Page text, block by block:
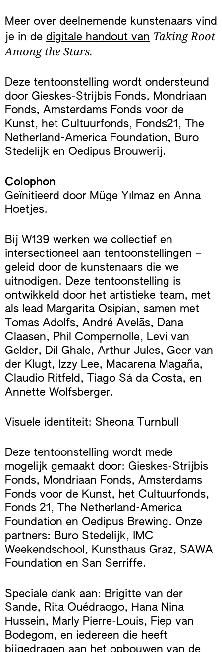
Meer over deelnemende kunstenaars vind
je in de digitale handout van Taking Root
Among the Stars.
Deze tentoonstelling wordt ondersteund
door Gieskes-Strijbis Fonds, Mondriaan
Fonds, Amsterdams Fonds voor de
Kunst, het Cultuurfonds, Fonds21, The
Netherland-America Foundation, Buro
Stedelijk en Oedipus Brouwerij.
Colophon
Geïnitieerd door Müge Yılmaz en Anna
Hoetjes.
Bij W139 werken we collectief en
intersectioneel aan tentoonstellingen –
geleid door de kunstenaars die we
uitnodigen. Deze tentoonstelling is
ontwikkeld door het artistieke team, met
als lead Margarita Osipian, samen met
Tomas Adolfs, André Avelãs, Dana
Claasen, Phil Compernolle, Levi van
Gelder, Dil Ghale, Arthur Jules, Geer van
der Klugt, Izzy Lee, Macarena Magaña,
Claudio Ritfeld, Tiago Sá da Costa, en
Annette Wolfsberger.
Visuele identiteit: Sheona Turnbull
Deze tentoonstelling wordt mede
mogelijk gemaakt door: Gieskes-Strijbis
Fonds, Mondriaan Fonds, Amsterdams
Fonds voor de Kunst, het Cultuurfonds,
Fonds 21, The Netherland-America
Foundation en Oedipus Brewing. Onze
partners: Buro Stedelijk, IMC
Weekendschool, Kunsthaus Graz, SAWA
Foundation en San Serriffe.
Speciale dank aan: Brigitte van der
Sande, Rita Ouédraogo, Hana Nina
Hussein, Marly Pierre-Louis, Fiep van
Bodegom, en iedereen die heeft
bijgedragen aan het opbouwen van de